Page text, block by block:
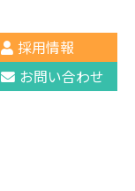
採用情報
お問い合わせ